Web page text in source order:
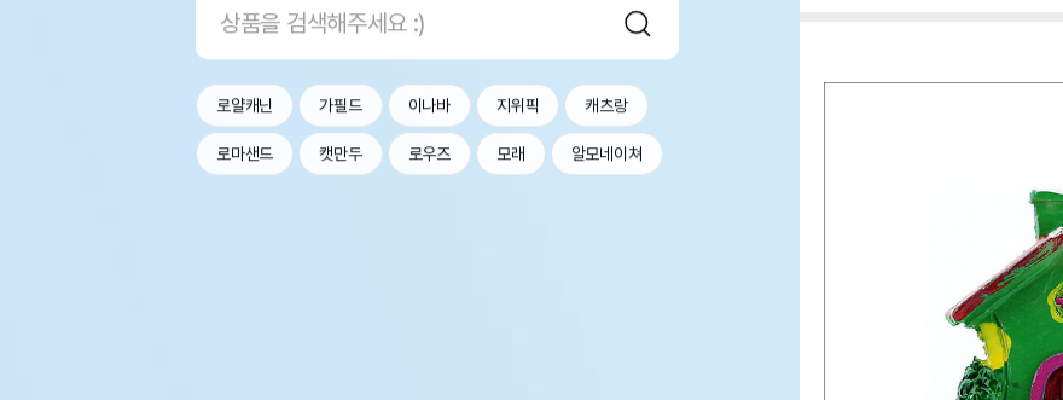
로얄캐닌 가필드 이나바 지위픽 캐츠랑
로마샌드 캣만두 로우즈 모래 알모네이쳐